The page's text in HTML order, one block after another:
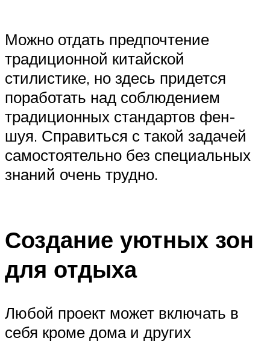
Можно отдать предпочтение
традиционной китайской
стилистике, но здесь придется
поработать над соблюдением
традиционных стандартов фен-
шуя. Справиться с такой задачей
самостоятельно без специальных
знаний очень трудно.
Создание уютных зон
для отдыха
Любой проект может включать в
себя кроме дома и других